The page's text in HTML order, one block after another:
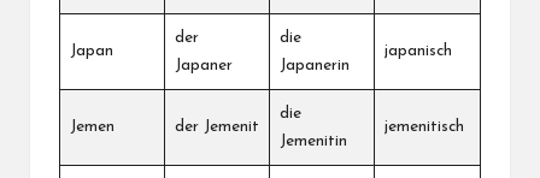
Japan
der
Japaner
die
Japanerin
japanisch
Jemen der Jemenit
die
Jemenitin
jemenitisch